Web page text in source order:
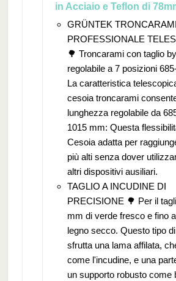
in Acciaio e Teflon di
GRÜNTEK TRONCARAMI
PROFESSIONALE
🌳 Troncarami con taglio
regolabile a 7 posizioni
La caratteristica
cesoia troncarami
lunghezza regolabile da
1015 mm: Questa
Cesoia adatta per
più alti senza dover
altri dispositivi ausiliari.
TAGLIO A INCUDINE DI
PRECISIONE 🌳 Per il
mm di verde fresco e fino
legno secco. Questo tipo
sfrutta una lama affilata,
come l'incudine, e una
un supporto robusto come